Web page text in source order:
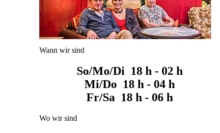
Wann wir sind
So/Mo/Di 18 h - 02 h
Mi/Do 18 h - 04 h
Fr/Sa 18 h - 06 h
Wo wir sind